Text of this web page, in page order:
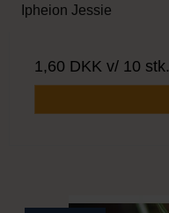
Ipheion Jessie
1,60 DKK v/ 10 stk.